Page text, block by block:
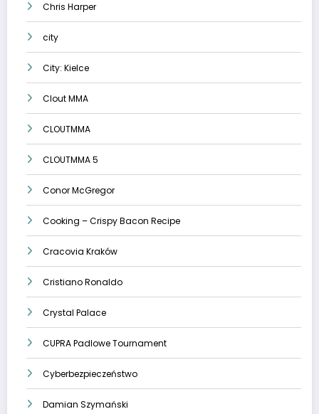
Chris Harper
city
City: Kielce
Clout MMA
CLOUTMMA
CLOUTMMA 5
Conor McGregor
Cooking – Crispy Bacon Recipe
Cracovia Kraków
Cristiano Ronaldo
Crystal Palace
CUPRA Padlowe Tournament
Cyberbezpieczeństwo
Damian Szymański